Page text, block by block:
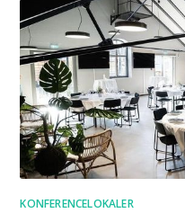
KONFERENCELOKALER